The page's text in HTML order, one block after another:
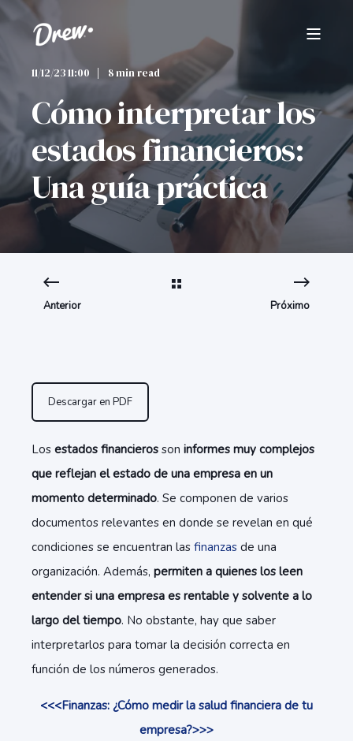
11/12/23 11:00 8 min read
Cómo interpretar los
estados financieros:
Una guía práctica
Anterior Próximo
Descargar en PDF
Los estados financieros son informes muy complejos
que reflejan el estado de una empresa en un
momento determinado. Se componen de varios
documentos relevantes en donde se revelan en qué
condiciones se encuentran las finanzas de una
organización. Además, permiten a quienes los leen
entender si una empresa es rentable y solvente a lo
largo del tiempo. No obstante, hay que saber
interpretarlos para tomar la decisión correcta en
función de los números generados.
<<<Finanzas: ¿Cómo medir la salud financiera de tu
empresa?>>>